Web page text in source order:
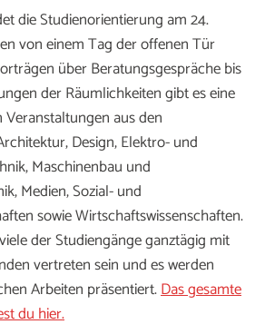
die Studienorientierung am 24.
von einem Tag der offenen Tür
über Beratungsgespräche bis
der Räumlichkeiten gibt es eine
Veranstaltungen aus den
Design, Elektro- und
Maschinenbau und
Medien, Sozial- und
sowie Wirtschaftswissenschaften.
der Studiengänge ganztägig mit
vertreten sein und es werden
Arbeiten präsentiert.Das gesamte
du hier.